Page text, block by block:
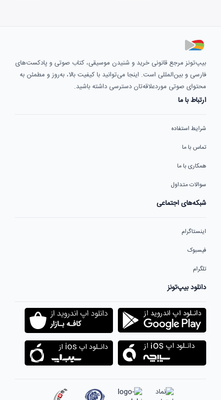
بیپ‌تونز مرجع قانونی خرید و شنیدن موسیقی، کتاب صوتی و پادکست‌های
فارسی و بین‌المللی است. اینجا می‌توانید با کیفیت بالا، به‌روز و مطمئن به
محتوای صوتی موردعلاقه‌تان دسترسی داشته باشید.
ارتباط با ما
شرایط استفاده
تماس با ما
همکاری با ما
سوالات متداول
شبکه‌های اجتماعی
اینستاگرام
فیسبوک
تلگرام
دانلود بیپ‌تونز